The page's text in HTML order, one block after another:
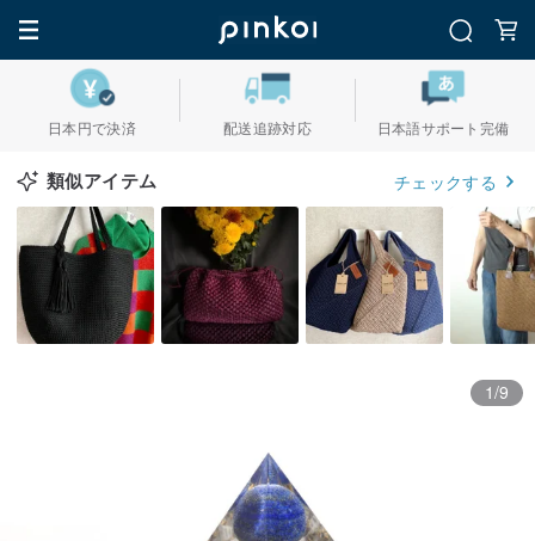
日本円で決済 配送追跡対応 日本語サポート完備
類似アイテム チェックする
1/9